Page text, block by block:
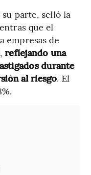
parte, selló la
que el
empresas de
reflejando una
durante
al riesgo. El